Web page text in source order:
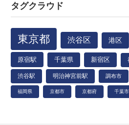
タグクラウド
東京都 渋谷区 港区
原宿駅 千葉県 新宿区
渋谷駅 明治神宮前駅 調布市
福岡県 京都市 京都府 千葉市